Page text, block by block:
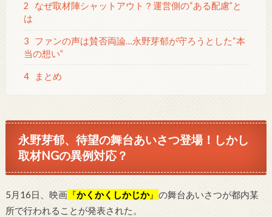
2
なぜ取材陣シャットアウト？運営側の“ある配慮”と
は
3
ファンの声は賛否両論…永野芽郁が守ろうとした“本
当の想い”
4 まとめ
永野芽郁、待望の舞台あいさつ登場！しかし
取材NGの異例対応？
5月16日、映画『かくかくしかじか』 の舞台あいさつが都内某
所で行われることが発表された。